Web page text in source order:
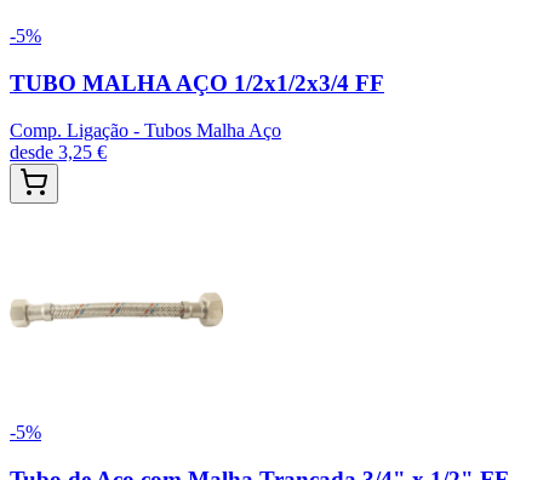
-5%
TUBO MALHA AÇO 1/2x1/2x3/4 FF
Comp. Ligação - Tubos Malha Aço
desde 3,25 €
-5%